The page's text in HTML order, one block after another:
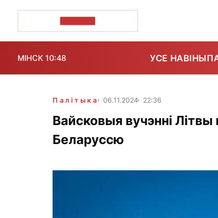
МІНСК 10:48 УСЕ НАВІНЫ
Палітыка 06.11.2024 22:36
Вайсковыя вучэнні
Беларуссю